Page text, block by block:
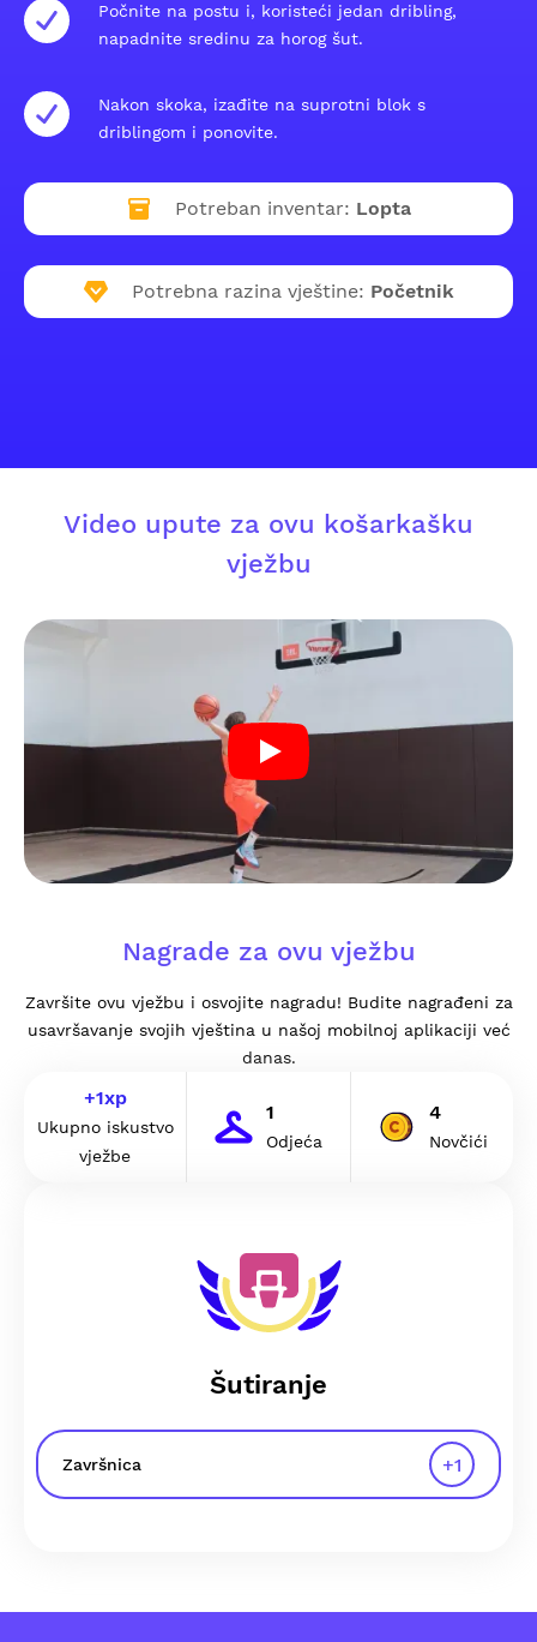
Počnite na postu i, koristeći jedan dribling,
napadnite sredinu za horog šut.
Nakon skoka, izađite na suprotni blok s
driblingom i ponovite.
Potreban inventar: Lopta
Potrebna razina vještine: Početnik
Video upute za ovu košarkašku
vježbu
Nagrade za ovu vježbu
Završite ovu vježbu i osvojite nagradu! Budite nagrađeni za
usavršavanje svojih vještina u našoj mobilnoj aplikaciji već
danas.
+1xp
Ukupno iskustvo
vježbe
1
Odjeća
4
Novčići
Šutiranje
Završnica +1